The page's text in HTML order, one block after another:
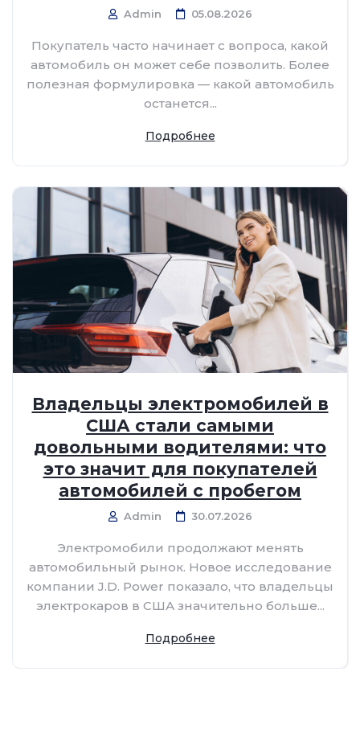
Admin 05.08.2026
Покупатель часто начинает с вопроса, какой
автомобиль он может себе позволить. Более
полезная формулировка — какой автомобиль
останется...
Подробнее
Владельцы электромобилей в
США стали самыми
довольными водителями: что
это значит для покупателей
автомобилей с пробегом
Admin 30.07.2026
Электромобили продолжают менять
автомобильный рынок. Новое исследование
компании J.D. Power показало, что владельцы
электрокаров в США значительно больше...
Подробнее